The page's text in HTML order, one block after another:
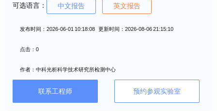
可选语言： 中文报告 英文报告
发布时间：2026-06-01 10:18:08 更新时间：2026-08-06 21:15:10
点击：0
作者：中科光析科学技术研究所检测中心
联系工程师 预约参观实验室